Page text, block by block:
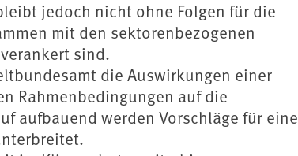
jedoch nicht ohne Folgen für die
mit den sektorenbezogenen
sind.
die Auswirkungen einer
Rahmenbedingungen auf die
aufbauend werden Vorschläge für eine